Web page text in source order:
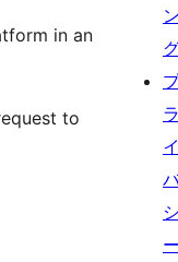
in an
to
ン
ラ
イ
シ
ー